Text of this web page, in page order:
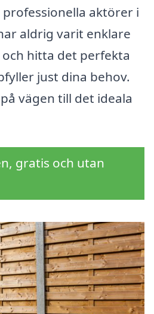
aktörer i
aldrig varit enklare
hitta det perfekta
just dina behov.
vägen till det ideala
gratis och utan